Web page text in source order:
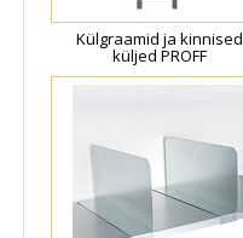
Külgraamid ja kinnised
küljed PROFF